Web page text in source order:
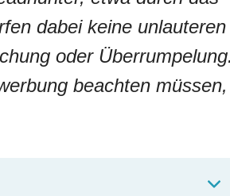
dabei keine unlauteren
oder
beachten müssen,